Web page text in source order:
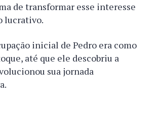
de transformar esse interesse
lucrativo.
inicial de Pedro era como
até que ele descobriu a
sua jornada